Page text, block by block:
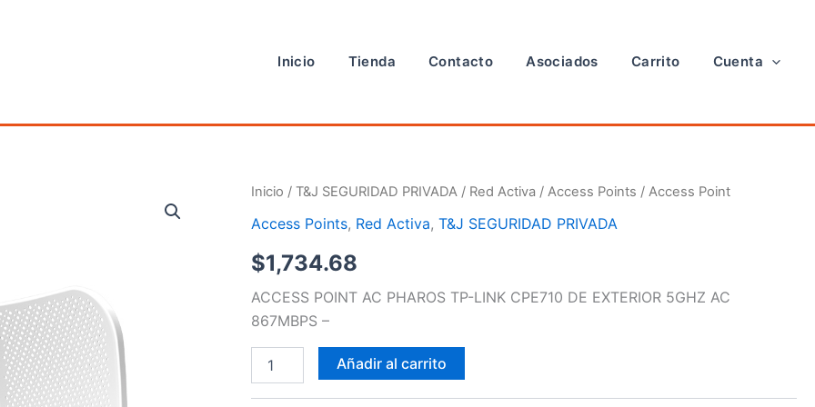
Inicio Tienda Contacto Asociados Carrito Cuenta
Inicio /T&J SEGURIDAD PRIVADA / Red Activa /Access Points / Access Point
Access Points, Red Activa,T&J SEGURIDAD PRIVADA
$1,734.68
ACCESS POINT AC PHAROS TP-LINK CPE710 DE EXTERIOR 5GHZ AC
867MBPS –
Access
cantidad
Añadir al carrito